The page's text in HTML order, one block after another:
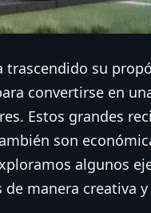
trascendido su
convertirse en
Estos grandes
son
algunos
manera creativa